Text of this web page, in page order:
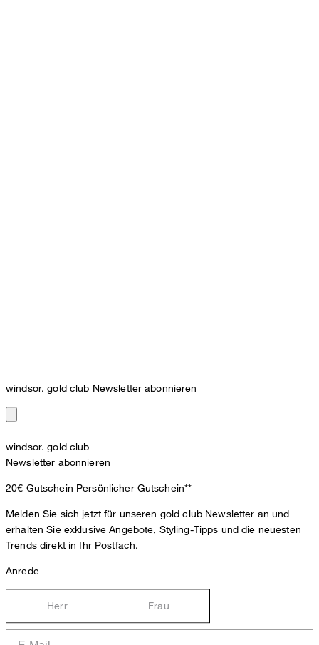
windsor. gold club Newsletter abonnieren
windsor. gold club
Newsletter abonnieren
20€ Gutschein Persönlicher Gutschein**
Melden Sie sich jetzt für unseren gold club Newsletter an und
erhalten Sie exklusive Angebote, Styling-Tipps und die neuesten
Trends direkt in Ihr Postfach.
Anrede
Herr Frau